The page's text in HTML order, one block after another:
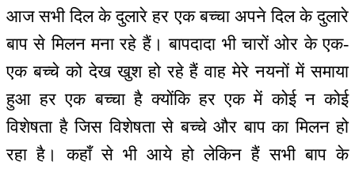
आज सभी दिल के दुलारे हर एक बच्चा अपने दिल के दुलारे
बाप से मिलन मना रहे हैं। बापदादा भी चारों ओर के एक-
एक बच्चे को देख खुश हो रहे हैं वाह मेरे नयनों में समाया
हुआ हर एक बच्चा है क्योंकि हर एक में कोई न कोई
विशेषता है जिस विशेषता से बच्चे और बाप का मिलन हो
रहा है। कहाँ से भी आये हो लेकिन हैं सभी बाप के